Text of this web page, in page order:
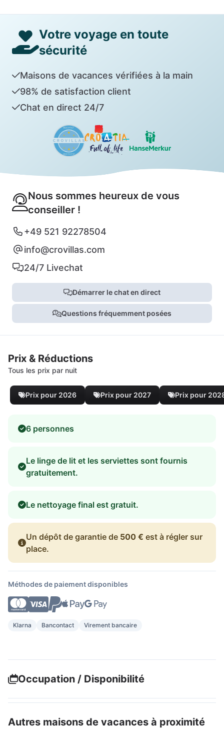
Votre voyage en toute
sécurité
Maisons de vacances vérifiées à la main
98% de satisfaction client
Chat en direct 24/7
Nous sommes heureux de vous
conseiller !
+49 521 92278504
info@crovillas.com
24/7 Livechat
Démarrer le chat en direct
Questions fréquemment posées
Prix & Réductions
Tous les prix par nuit
Prix pour 2026 Prix pour 2027 Prix pour
6 personnes
Le linge de lit et les serviettes sont fournis
gratuitement.
Le nettoyage final est gratuit.
Un dépôt de garantie de 500 € est à régler sur
place.
Méthodes de paiement disponibles
Klarna Bancontact Virement bancaire
Occupation / Disponibilité
Autres maisons de vacances à proximité